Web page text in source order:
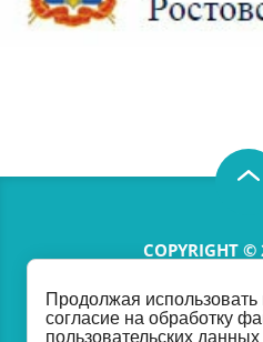
COPYRIGHT
Продолжая
согласие на обработку
пользовательских